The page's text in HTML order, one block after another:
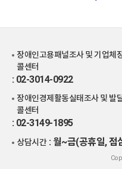
장애인고용패널조사 및 기업체
콜센터
: 02-3014-0922
장애인경제활동실태조사 및 발
콜센터
: 02-3149-1895
상담시간 : 월~금(공휴일,